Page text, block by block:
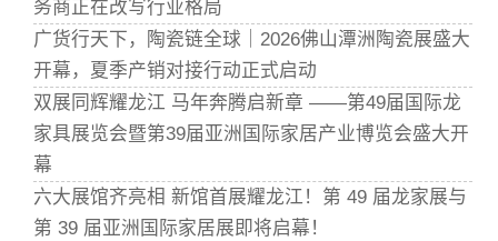
务商正在改写行业格局
广货行天下，陶瓷链全球｜2026佛山潭洲陶瓷展盛大
开幕，夏季产销对接行动正式启动
双展同辉耀龙江 马年奔腾启新章 ——第49届国际龙
家具展览会暨第39届亚洲国际家居产业博览会盛大开
幕
六大展馆齐亮相 新馆首展耀龙江！第 49 届龙家展与
第 39 届亚洲国际家居展即将启幕！